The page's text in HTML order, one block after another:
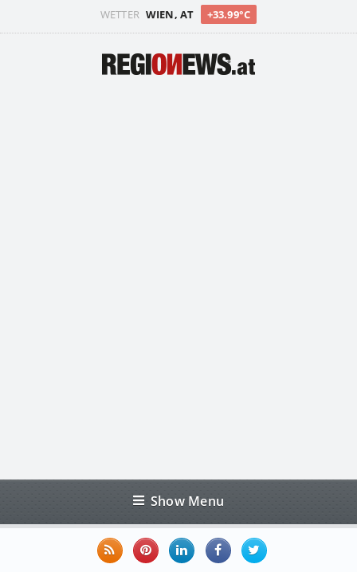
WETTER WIEN, AT +33.99°C
Show Menu